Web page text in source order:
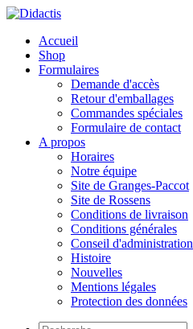
Accueil
Shop
Formulaires
Demande d'accès
Retour d'emballages
Commandes spéciales
Formulaire de contact
A propos
Horaires
Notre équipe
Site de Granges-Paccot
Site de Rossens
Conditions de livraison
Conditions générales
Conseil d'administration
Histoire
Nouvelles
Mentions légales
Protection des données